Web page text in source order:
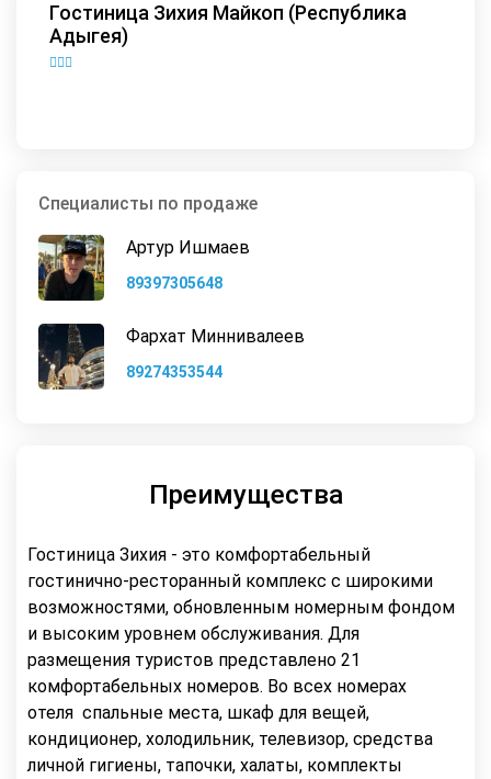
Гостиница Зихия Майкоп (Республика
Адыгея)
Специалисты по продаже
Артур Ишмаев
89397305648
Фархат Миннивалеев
89274353544
Преимущества
Гостиница Зихия - это комфортабельный
гостинично-ресторанный комплекс с широкими
возможностями, обновленным номерным фондом
и высоким уровнем обслуживания. Для
размещения туристов представлено 21
комфортабельных номеров. Во всех номерах
отеля спальные места, шкаф для вещей,
кондиционер, холодильник, телевизор, средства
личной гигиены, тапочки, халаты, комплекты